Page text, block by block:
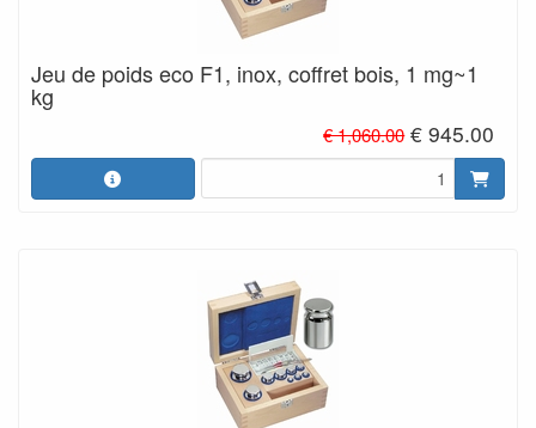
Jeu de poids eco F1, inox, coffret bois, 1 mg~1
kg
€ 1,060.00 € 945.00